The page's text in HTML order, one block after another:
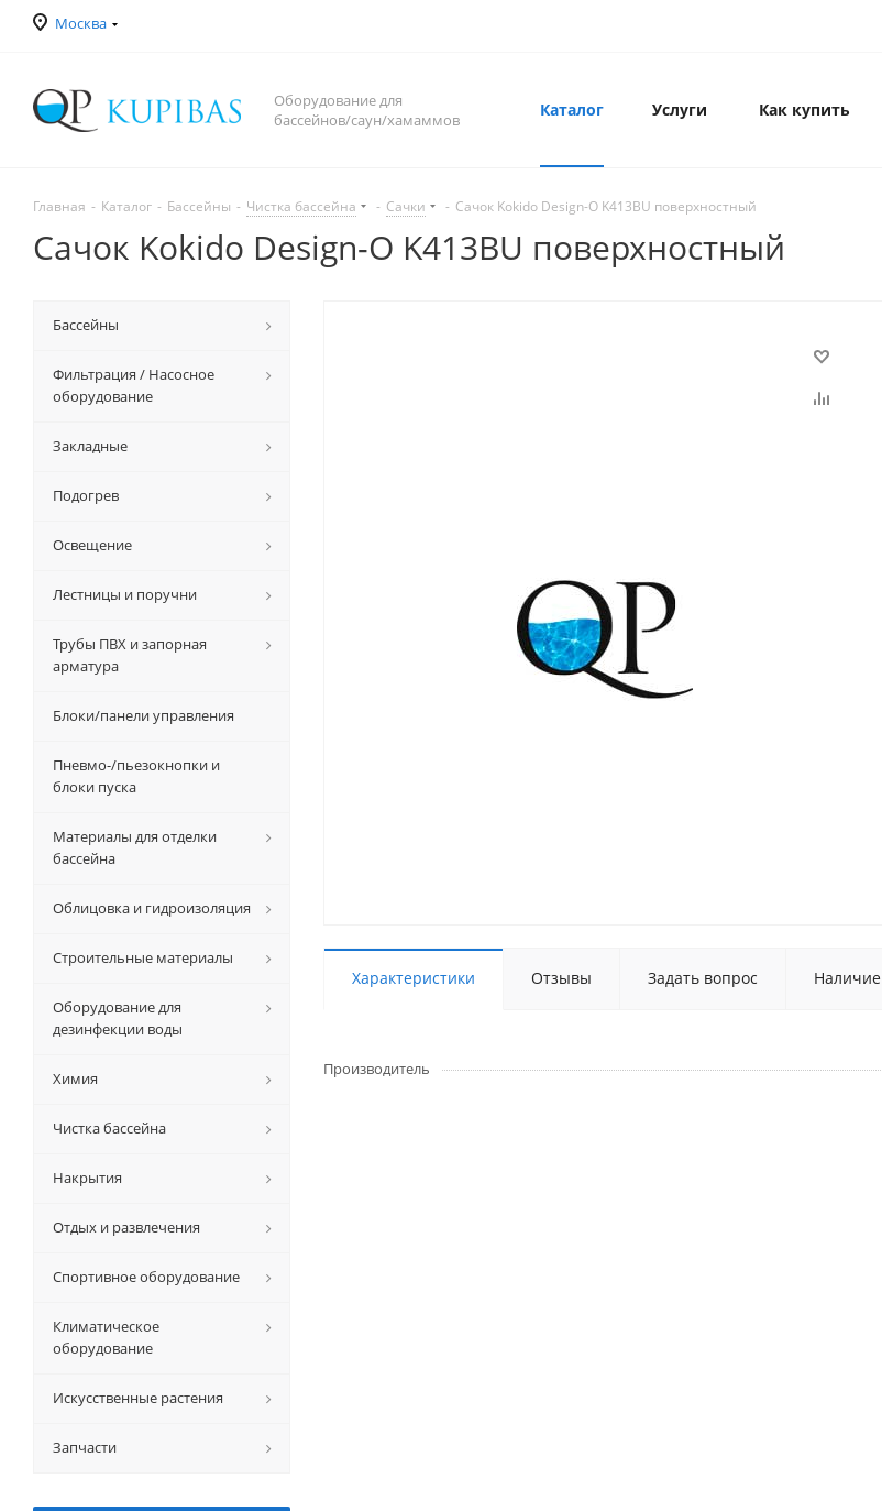
Москва
Оборудование для
бассейнов/саун/хамаммов
Каталог Услуги Как купить
Главная - Каталог - Бассейны - Чистка бассейна - Сачки - Сачок Kokido Design-O K413BU поверхностный
Сачок Kokido Design-O K413BU поверхностный
Характеристики Отзывы Задать вопрос Наличие
Производитель
Бассейны
Фильтрация / Насосное
оборудование
Закладные
Подогрев
Освещение
Лестницы и поручни
Трубы ПВХ и запорная
арматура
Блоки/панели управления
Пневмо-/пьезокнопки и
блоки пуска
Материалы для отделки
бассейна
Облицовка и гидроизоляция
Строительные материалы
Оборудование для
дезинфекции воды
Химия
Чистка бассейна
Накрытия
Отдых и развлечения
Спортивное оборудование
Климатическое
оборудование
Искусственные растения
Запчасти